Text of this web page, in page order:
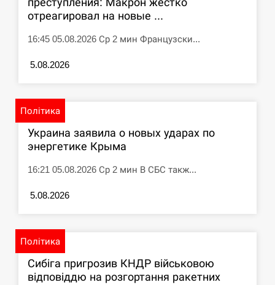
отреагировал на новые ...
16:45 05.08.2026 Ср 2 мин Французски...
5.08.2026
Політика
Украина заявила о новых ударах по
энергетике Крыма
16:21 05.08.2026 Ср 2 мин В СБС такж...
5.08.2026
Політика
Сибіга пригрозив КНДР військовою
відповіддю на розгортання ракетних